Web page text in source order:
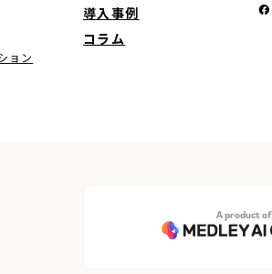
ョン
導入事例
コラム
A product of